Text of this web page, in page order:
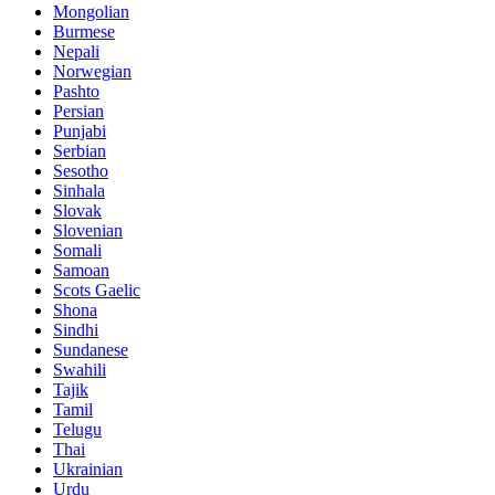
Mongolian
Burmese
Nepali
Norwegian
Pashto
Persian
Punjabi
Serbian
Sesotho
Sinhala
Slovak
Slovenian
Somali
Samoan
Scots Gaelic
Shona
Sindhi
Sundanese
Swahili
Tajik
Tamil
Telugu
Thai
Ukrainian
Urdu